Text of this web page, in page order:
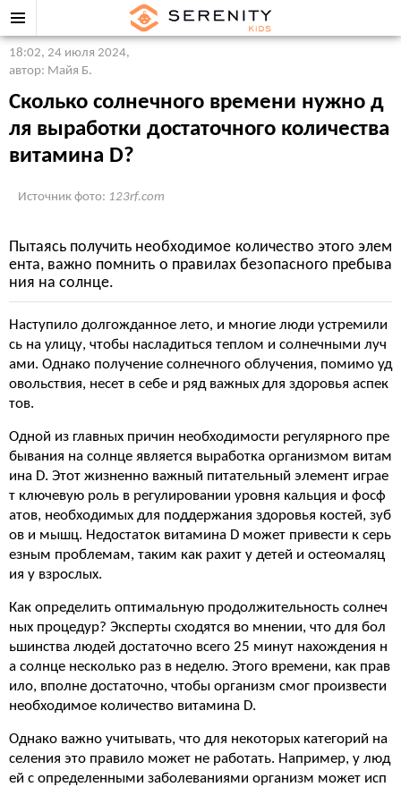
18:02, 24 июля 2024,
автор: Майя Б.
Сколько солнечного времени нужно д
ля выработки достаточного количества
витамина D?
Источник фото: 123rf.com
Пытаясь получить необходимое количество этого элем
ента, важно помнить о правилах безопасного пребыва
ния на солнце.
Наступило долгожданное лето, и многие люди устремили
сь на улицу, чтобы насладиться теплом и солнечными луч
ами. Однако получение солнечного облучения, помимо уд
овольствия, несет в себе и ряд важных для здоровья аспек
тов.
Одной из главных причин необходимости регулярного пре
бывания на солнце является выработка организмом витам
ина D. Этот жизненно важный питательный элемент играе
т ключевую роль в регулировании уровня кальция и фосф
атов, необходимых для поддержания здоровья костей, зуб
ов и мышц. Недостаток витамина D может привести к серь
езным проблемам, таким как рахит у детей и остеомаляц
ия у взрослых.
Как определить оптимальную продолжительность солнеч
ных процедур? Эксперты сходятся во мнении, что для бол
ьшинства людей достаточно всего 25 минут нахождения н
а солнце несколько раз в неделю. Этого времени, как прав
ило, вполне достаточно, чтобы организм смог произвести
необходимое количество витамина D.
Однако важно учитывать, что для некоторых категорий на
селения это правило может не работать. Например, у люд
ей с определенными заболеваниями организм может исп